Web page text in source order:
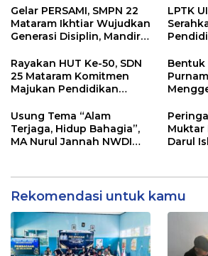
Gelar PERSAMI, SMPN 22
Mataram Ikhtiar Wujudkan
Generasi Disiplin, Mandiri
LPTK
Rayakan HUT Ke-50, SDN
25 Mataram Komitmen
Majukan Pendidikan
Akademik
Bentuk
Usung Tema “Alam
Terjaga, Hidup Bahagia”,
MA Nurul Jannah NWDI
Muktar
Darul
Quran
Rekomendasi untuk kamu